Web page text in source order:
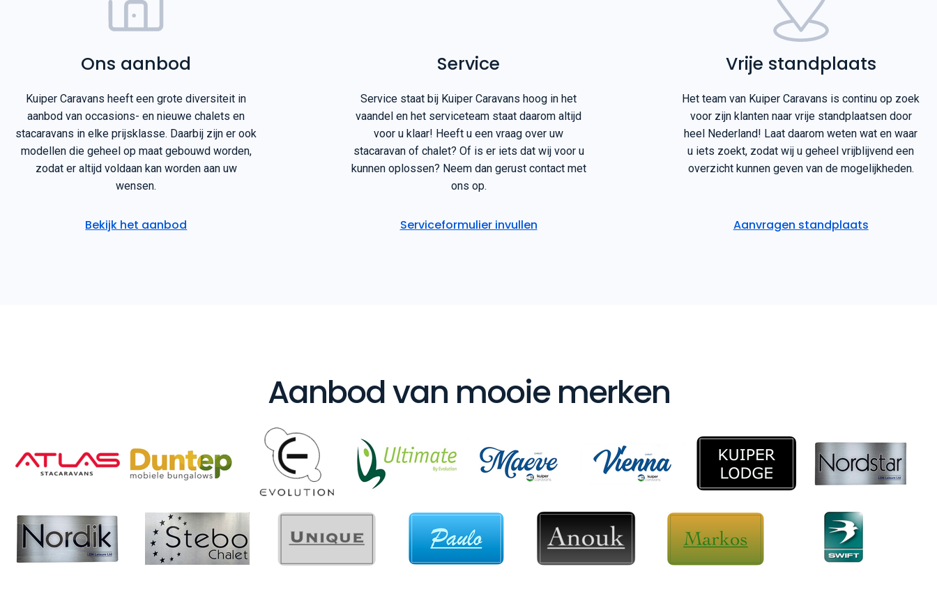
Ons aanbod
Kuiper Caravans heeft een grote diversiteit in
aanbod van occasions- en nieuwe chalets en
stacaravans in elke prijsklasse. Daarbij zijn er ook
modellen die geheel op maat gebouwd worden,
zodat er altijd voldaan kan worden aan uw
wensen.
Bekijk het aanbod
Service
Service staat bij Kuiper Caravans hoog in het
vaandel en het serviceteam staat daarom altijd
voor u klaar! Heeft u een vraag over uw
stacaravan of chalet? Of is er iets dat wij voor u
kunnen oplossen? Neem dan gerust contact met
ons op.
Serviceformulier invullen
Vrije standplaats
Het team van Kuiper Caravans is continu op zoek
voor zijn klanten naar vrije standplaatsen door
heel Nederland! Laat daarom weten wat en waar
u iets zoekt, zodat wij u geheel vrijblijvend een
overzicht kunnen geven van de mogelijkheden.
Aanvragen standplaats
Aanbod van mooie merken